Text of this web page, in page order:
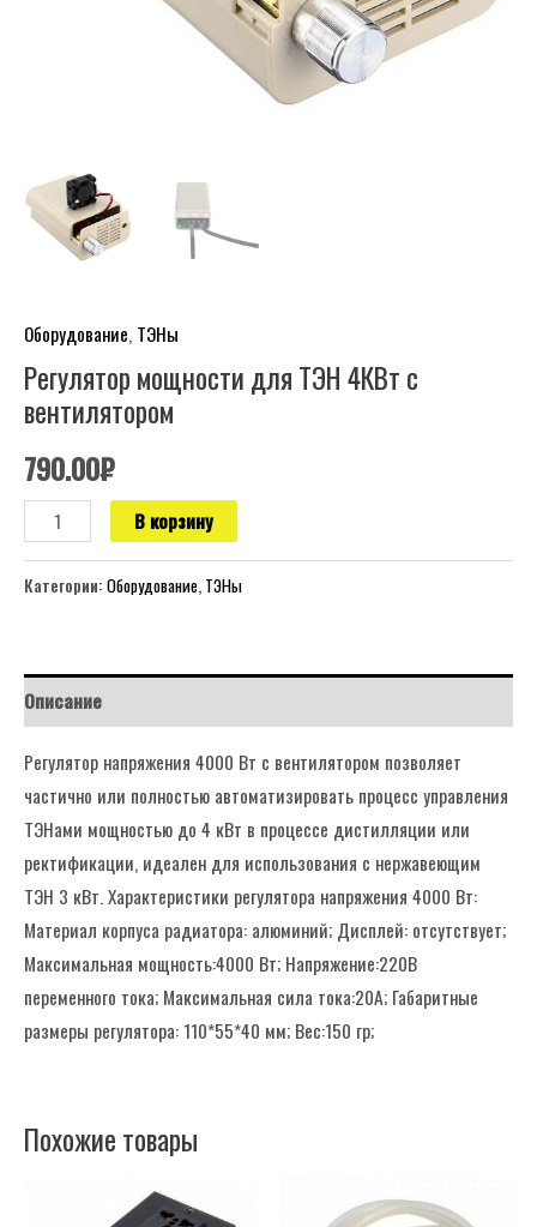
Оборудование, ТЭНы
Регулятор мощности для ТЭН 4КВт с
вентилятором
790.00₽
В корзину
Категории:Оборудование,ТЭНы
Описание
Регулятор напряжения 4000 Вт с вентилятором позволяет
частично или полностью автоматизировать процесс управления
ТЭНами мощностью до 4 кВт в процессе дистилляции или
ректификации, идеален для использования с нержавеющим
ТЭН 3 кВт. Характеристики регулятора напряжения 4000 Вт:
Материал корпуса радиатора: алюминий; Дисплей: отсутствует;
Максимальная мощность:4000 Вт; Напряжение:220В
переменного тока; Максимальная сила тока:20А; Габаритные
размеры регулятора: 110*55*40 мм; Вес:150 гр;
Похожие товары